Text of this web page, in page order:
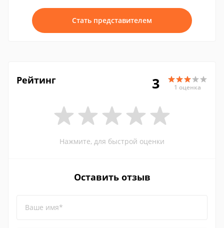
Стать представителем
Рейтинг 3 1 оценка
Нажмите, для быстрой оценки
Оставить отзыв
Ваше имя*